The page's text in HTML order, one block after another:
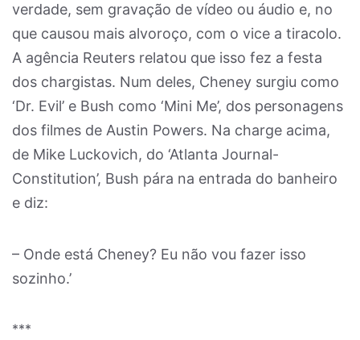
verdade, sem gravação de vídeo ou áudio e, no
que causou mais alvoroço, com o vice a tiracolo.
A agência Reuters relatou que isso fez a festa
dos chargistas. Num deles, Cheney surgiu como
‘Dr. Evil’ e Bush como ‘Mini Me’, dos personagens
dos filmes de Austin Powers. Na charge acima,
de Mike Luckovich, do ‘Atlanta Journal-
Constitution’, Bush pára na entrada do banheiro
e diz:
– Onde está Cheney? Eu não vou fazer isso
sozinho.’
***